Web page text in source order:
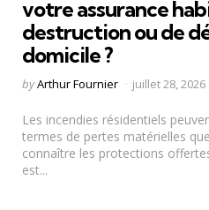
votre assurance
destruction ou de
domicile ?
Posted
byArthur Fournier juillet 28, 2026
Les incendies résidentiels
termes de pertes matérielles
connaître les protections
est...